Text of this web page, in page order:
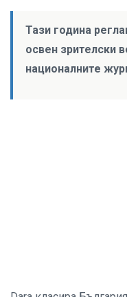
Тази година
освен зрителски
националните